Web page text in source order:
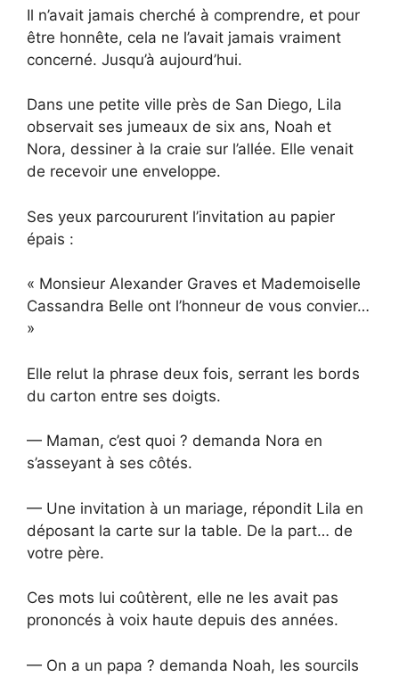
Il n’avait jamais cherché à comprendre, et pour
être honnête, cela ne l’avait jamais vraiment
concerné. Jusqu’à aujourd’hui.
Dans une petite ville près de San Diego, Lila
observait ses jumeaux de six ans, Noah et
Nora, dessiner à la craie sur l’allée. Elle venait
de recevoir une enveloppe.
Ses yeux parcoururent l’invitation au papier
épais :
« Monsieur Alexander Graves et Mademoiselle
Cassandra Belle ont l’honneur de vous convier…
»
Elle relut la phrase deux fois, serrant les bords
du carton entre ses doigts.
— Maman, c’est quoi ? demanda Nora en
s’asseyant à ses côtés.
— Une invitation à un mariage, répondit Lila en
déposant la carte sur la table. De la part… de
votre père.
Ces mots lui coûtèrent, elle ne les avait pas
prononcés à voix haute depuis des années.
— On a un papa ? demanda Noah, les sourcils